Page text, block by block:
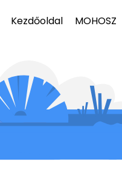
Kezdőoldal MOHOSZ